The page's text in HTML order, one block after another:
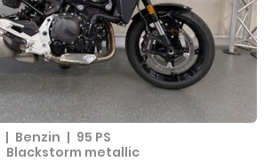
| Benzin | 95 PS
Blackstorm metallic